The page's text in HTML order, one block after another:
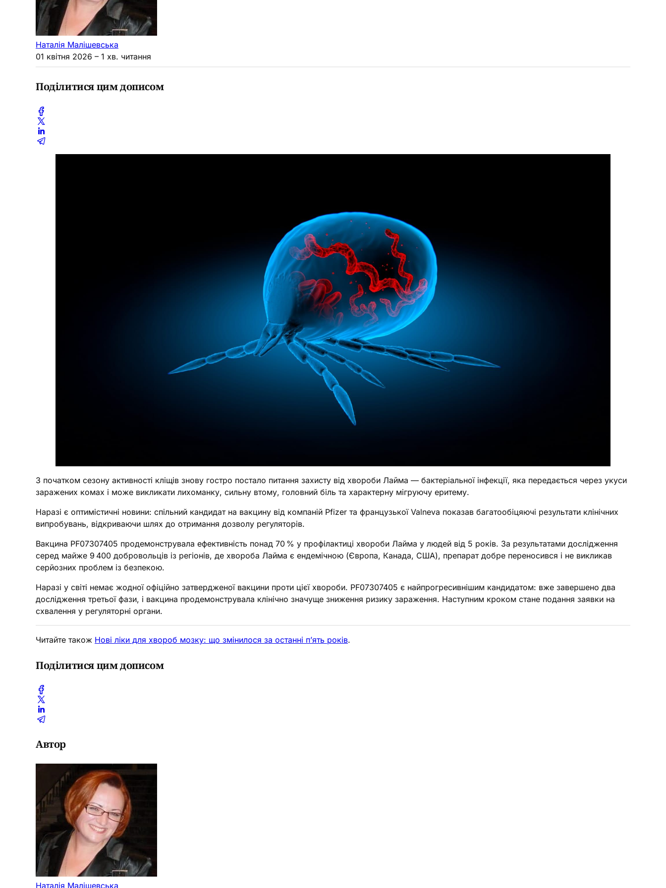
Наталія Малішевська
01 квітня 2026 – 1 хв. читання
Поділитися цим дописом
З початком сезону активності кліщів знову гостро постало питання захисту від хвороби Лайма — бактеріальної інфекції, яка передається через укуси
заражених комах і може викликати лихоманку, сильну втому, головний біль та характерну мігруючу еритему.
Наразі є оптимістичні новини: спільний кандидат на вакцину від компаній Pfizer та французької Valneva показав багатообіцяючі результати клінічних
випробувань, відкриваючи шлях до отримання дозволу регуляторів.
Вакцина PF07307405 продемонструвала ефективність понад 70 % у профілактиці хвороби Лайма у людей від 5 років. За результатами дослідження
серед майже 9 400 добровольців із регіонів, де хвороба Лайма є ендемічною (Європа, Канада, США), препарат добре переносився і не викликав
серйозних проблем із безпекою.
Наразі у світі немає жодної офіційно затвердженої вакцини проти цієї хвороби. PF07307405 є найпрогресивнішим кандидатом: вже завершено два
дослідження третьої фази, і вакцина продемонструвала клінічно значуще зниження ризику зараження. Наступним кроком стане подання заявки на
схвалення у регуляторні органи.
Читайте також Нові ліки для хвороб мозку: що змінилося за останні п’ять років.
Поділитися цим дописом
Автор
Наталія Малішевська